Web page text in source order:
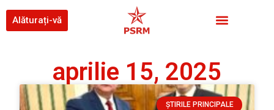
Alăturați-vă
aprilie 15, 2025
ȘTIRILE PRINCIPALE